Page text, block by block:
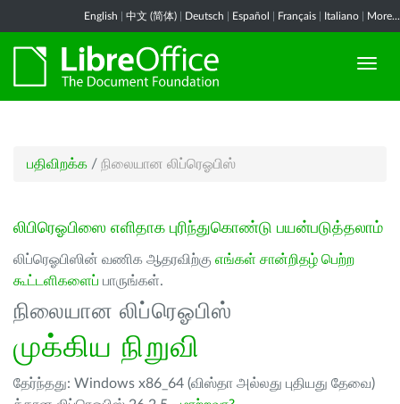
English 中文 (简体) Deutsch Español Français Italiano More...
பதிவிறக்க / நிலையான லிப்ரெஓபிஸ்
லிபிரெஓபிஸை எளிதாக புரிந்துகொண்டு பயன்படுத்தலாம்
லிப்ரெஓபிஸின் வணிக ஆதரவிற்கு எங்கள் சான்றிதழ் பெற்ற
கூட்டளிகளைப் பாருங்கள்.
நிலையான லிப்ரெஓபிஸ்
முக்கிய நிறுவி
தேர்ந்தது: Windows x86_64 (விஸ்தா அல்லது புதியது தேவை)